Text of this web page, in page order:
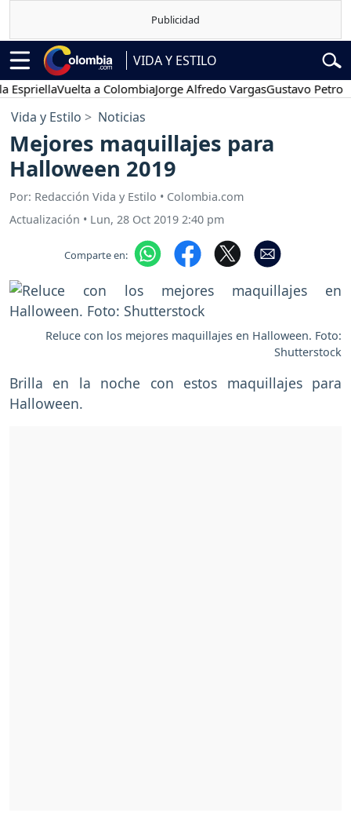
VIDA Y ESTILO
Vuelta a ColombiaJorge Alfredo VargasGustavo Petro
Vida y Estilo Noticias
Mejores maquillajes para
Halloween 2019
Por: Redacción Vida y Estilo • Colombia.com
Actualización • Lun, 28 Oct 2019 2:40 pm
Comparte en:
Reluce con los mejores maquillajes en Halloween. Foto:
Shutterstock
Brilla en la noche con estos maquillajes para
Halloween.